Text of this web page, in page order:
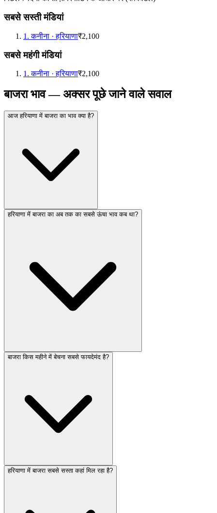
सबसे सस्ती मंडियां
1 .कनीना ·हरियाणा₹2,100
सबसे महंगी मंडियां
1 .कनीना ·हरियाणा₹2,100
बाजरा भाव — अक्सर पूछे जाने वाले सवाल
आज हरियाणा में बाजरा का भाव क्या है?
हरियाणा में बाजरा का अब तक का सबसे ऊंचा भाव कब था?
बाजरा किस महीने में बेचना सबसे फायदेमंद है?
हरियाणा में बाजरा सबसे सस्ता कहां मिल रहा है?